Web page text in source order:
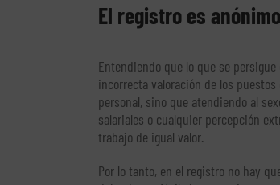
El registro es anónimo
Entendiendo que lo que se
incorrecta valoración de los
personal, sino que atendiendo al
salariales o cualquier percepción
trabajo de igual valor.
Por lo tanto, en el registro no hay